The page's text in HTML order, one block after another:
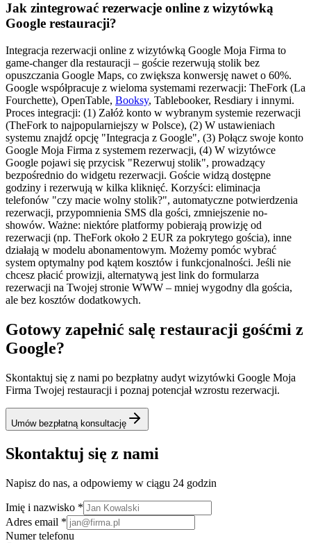
Jak zintegrować rezerwacje online z wizytówką
Google restauracji?
Integracja rezerwacji online z wizytówką Google Moja Firma to
game-changer dla restauracji – goście rezerwują stolik bez
opuszczania Google Maps, co zwiększa konwersję nawet o 60%.
Google współpracuje z wieloma systemami rezerwacji: TheFork (La
Fourchette), OpenTable, Booksy, Tablebooker, Resdiary i innymi.
Proces integracji: (1) Załóż konto w wybranym systemie rezerwacji
(TheFork to najpopularniejszy w Polsce), (2) W ustawieniach
systemu znajdź opcję "Integracja z Google", (3) Połącz swoje konto
Google Moja Firma z systemem rezerwacji, (4) W wizytówce
Google pojawi się przycisk "Rezerwuj stolik", prowadzący
bezpośrednio do widgetu rezerwacji. Goście widzą dostępne
godziny i rezerwują w kilka kliknięć. Korzyści: eliminacja
telefonów "czy macie wolny stolik?", automatyczne potwierdzenia
rezerwacji, przypomnienia SMS dla gości, zmniejszenie no-
showów. Ważne: niektóre platformy pobierają prowizję od
rezerwacji (np. TheFork około 2 EUR za pokrytego gościa), inne
działają w modelu abonamentowym. Możemy pomóc wybrać
system optymalny pod kątem kosztów i funkcjonalności. Jeśli nie
chcesz płacić prowizji, alternatywą jest link do formularza
rezerwacji na Twojej stronie WWW – mniej wygodny dla gościa,
ale bez kosztów dodatkowych.
Gotowy zapełnić salę restauracji gośćmi z
Google?
Skontaktuj się z nami po bezpłatny audyt wizytówki Google Moja
Firma Twojej restauracji i poznaj potencjał wzrostu rezerwacji.
Umów bezpłatną konsultację
Skontaktuj się z nami
Napisz do nas, a odpowiemy w ciągu 24 godzin
Imię i nazwisko *
Adres email *
Numer telefonu